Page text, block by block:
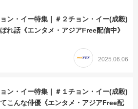
ン・イー特集｜＃２チョン・イー(成毅)
れ話《エンタメ・アジアFree配信中》
2025.06.06
ン・イー特集｜＃１チョン・イー(成毅)
こんな俳優《エンタメ・アジアFree配